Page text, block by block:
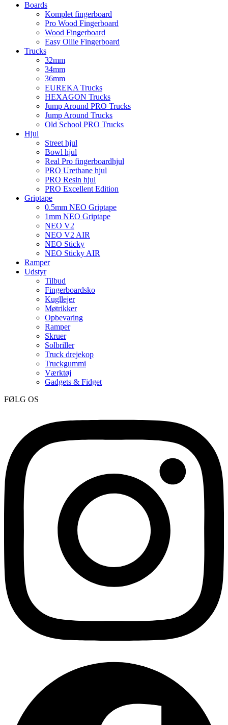
Boards
Komplet fingerboard
Pro Wood Fingerboard
Wood Fingerboard
Easy Ollie Fingerboard
Trucks
32mm
34mm
36mm
EUREKA Trucks
HEXAGON Trucks
Jump Around PRO Trucks
Jump Around Trucks
Old School PRO Trucks
Hjul
Street hjul
Bowl hjul
Real Pro fingerboardhjul
PRO Urethane hjul
PRO Resin hjul
PRO Excellent Edition
Griptape
0.5mm NEO Griptape
1mm NEO Griptape
NEO V2
NEO V2 AIR
NEO Sticky
NEO Sticky AIR
Ramper
Udstyr
Tilbud
Fingerboardsko
Kugllejer
Møtrikker
Opbevaring
Ramper
Skruer
Solbriller
Truck drejekop
Truckgummi
Værktøj
Gadgets & Fidget
FØLG OS